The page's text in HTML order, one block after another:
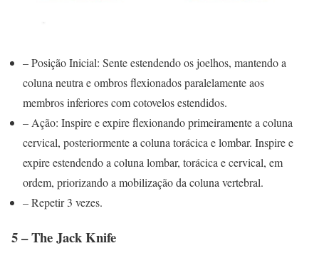
– Posição Inicial: Sente estendendo os joelhos, mantendo a
coluna neutra e ombros flexionados paralelamente aos
membros inferiores com cotovelos estendidos.
– Ação: Inspire e expire flexionando primeiramente a coluna
cervical, posteriormente a coluna torácica e lombar. Inspire e
expire estendendo a coluna lombar, torácica e cervical, em
ordem, priorizando a mobilização da coluna vertebral.
– Repetir 3 vezes.
5 – The Jack Knife